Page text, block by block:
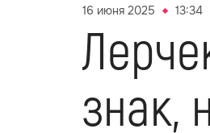
16 июня 2025 13:34
знак,